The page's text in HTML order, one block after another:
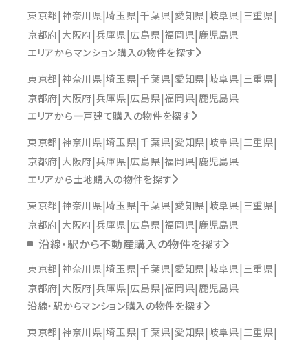
東京都 神奈川県 埼玉県 千葉県 愛知県 岐阜県 三重県
京都府 大阪府 兵庫県 広島県 福岡県 鹿児島県
エリアからマンション購入の物件を探す
東京都 神奈川県 埼玉県 千葉県 愛知県 岐阜県 三重県
京都府 大阪府 兵庫県 広島県 福岡県 鹿児島県
エリアから一戸建て購入の物件を探す
東京都 神奈川県 埼玉県 千葉県 愛知県 岐阜県 三重県
京都府 大阪府 兵庫県 広島県 福岡県 鹿児島県
エリアから土地購入の物件を探す
東京都 神奈川県 埼玉県 千葉県 愛知県 岐阜県 三重県
京都府 大阪府 兵庫県 広島県 福岡県 鹿児島県
沿線・駅から不動産購入の物件を探す
東京都 神奈川県 埼玉県 千葉県 愛知県 岐阜県 三重県
京都府 大阪府 兵庫県 広島県 福岡県 鹿児島県
沿線・駅からマンション購入の物件を探す
東京都 神奈川県 埼玉県 千葉県 愛知県 岐阜県 三重県